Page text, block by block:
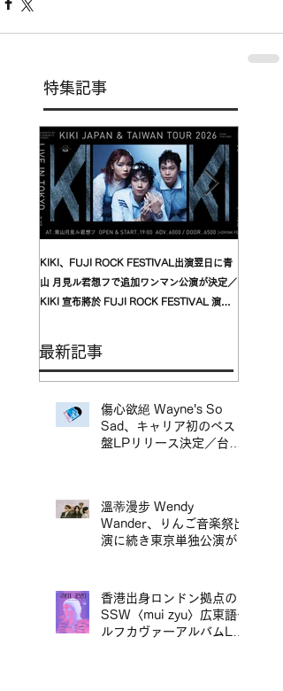
特集記事
KIKI、FUJI ROCK FESTIVAL出演翌日に青
山 月見ル君想フで追加ワンマン公演が決定／
KIKI 宣布將於 FUJI ROCK FESTIVAL 演出
最新記事
傷心欲絕 Wayne's So
Sad、キャリア初のベスト
盤LPリリース決定／台北
溫蒂漫步 Wendy
Wander、りんご音楽祭出
演に続き東京単独公演が決
Festival 演出後，宣布東
京專場
香港出身ロンドン拠点の
SSW〈mui zyu〉広東語セ
ルフカヴァーアルバムLP